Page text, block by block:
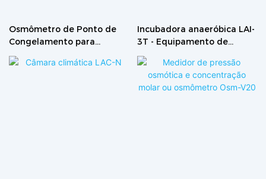
Osmômetro de Ponto de
Congelamento para
Medição Precisa da
Osmolalidade – OSM-V4.0
Incubadora anaeróbica LAI-
3T - Equipamento de
laboratório - Câmara de
cultura livre de oxigênio